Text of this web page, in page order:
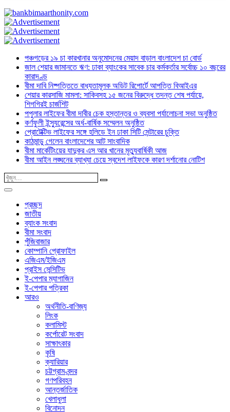
পঞ্চগড়ের ১৯ চা কারখানার অনুমোদনের মেয়াদ বাড়াল বাংলাদেশ চা বোর্ড
জাল শেয়ার জামানতে ঋণ: ঢাকা ব্যাংকের সাবেক চার কর্মকর্তার সর্বোচ্চ ১০ বছরের
কারাদণ্ড
বীমা দাবি নিষ্পত্তিতে বাধ্যতামূলক অডিট রিপোর্টে আপত্তি বিআইএর
শেয়ার কারসাজি মামলা: সাকিবসহ ১৫ জনের বিরুদ্ধে তদন্ত শেষ পর্যায়ে,
শিগগিরই চার্জশিট
পপুলার লাইফের বীমা দাবীর চেক হস্তান্তর ও ব্যবসা পর্যালোচনা সভা অনুষ্ঠিত
কর্ণফুলী ইন্স্যুরেন্সের অর্ধ-বার্ষিক সম্মেলন অনুষ্ঠিত
প্রোটেক্টিভ লাইফের সঙ্গে হলিডে ইন ঢাকা সিটি সেন্টারের চুক্তি
কাঠমান্ডু গেলেন বাংলাদেশের আট সাংবাদিক
বীমা মার্কেটিংয়ের যাদুকর এস আর খানের মৃত্যুবার্ষিকী আজ
বীমা আইন লঙ্ঘনের ব্যাখ্যা চেয়ে স্বদেশ লাইফকে কারণ দর্শানোর নোটিশ
প্রচ্ছদ
জাতীয়
ব্যাংক সংবাদ
বীমা সংবাদ
পুঁজিবাজার
কোম্পানি প্রোফাইল
এজিএম/ইজিএম
প্রাইস সেন্সিটিভ
ই-পেপার ম্যাগাজিন
ই-পেপার পত্রিকা
আরও
অর্থনীতি-বাণিজ্য
লিংক
কলামিস্ট
কর্পোরেট সংবাদ
সাক্ষাৎকার
কৃষি
ক্যারিয়ার
চট্টগ্রাম-বন্দর
গণপরিবহন
আন্তর্জাতিক
খেলাধুলা
বিনোদন